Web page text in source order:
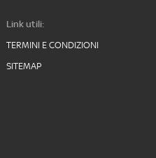
Link utili:
TERMINI E CONDIZIONI
SITEMAP